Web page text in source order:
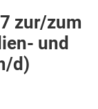
zur/zum
und
d)